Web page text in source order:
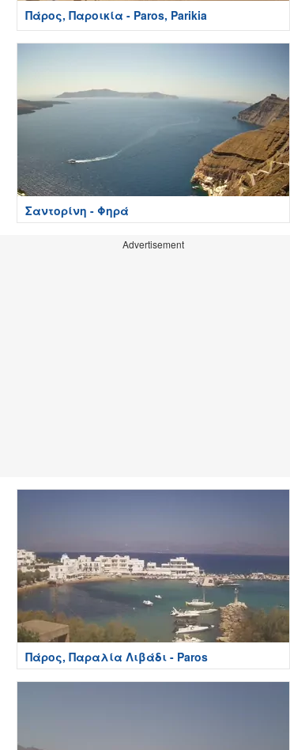
Πάρος, Παροικία - Paros, Parikia
Σαντορίνη - Φηρά
Advertisement
Πάρος, Παραλία Λιβάδι - Paros